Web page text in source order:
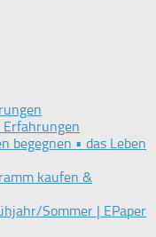
begegnen • das Leben
kaufen &
Sommer | EPaper